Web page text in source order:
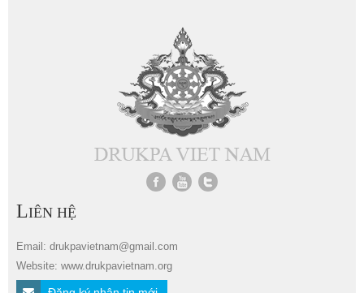
LIÊN HỆ
Email: drukpavietnam@gmail.com
Website: www.drukpavietnam.org